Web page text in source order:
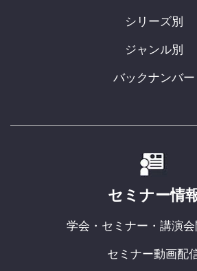
シリーズ別
ジャンル別
バックナンバー
セミナー情
学会・セミナー・講演
セミナー動画配